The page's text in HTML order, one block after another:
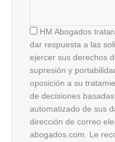
HM Abogados
dar respuesta a las
ejercer sus derechos
supresión y
oposición a su
de decisiones
automatizado de sus
dirección de correo
abogados.com. Le